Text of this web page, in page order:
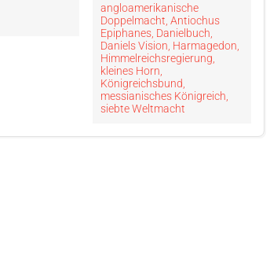
angloamerikanische
Doppelmacht Antiochus
Epiphanes, Danielbuch
Daniels Vision Harmagedon
Himmelreichsregierung
kleines Horn
Königreichsbund
messianisches Königreich
siebte Weltmacht